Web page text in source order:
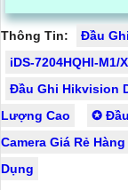
Thông Tin:
Đầu
iDS-7204HQHI-
Đầu Ghi Hikvision
Lượng Cao
✪ Đầu
Camera Giá Rẻ
Dụng